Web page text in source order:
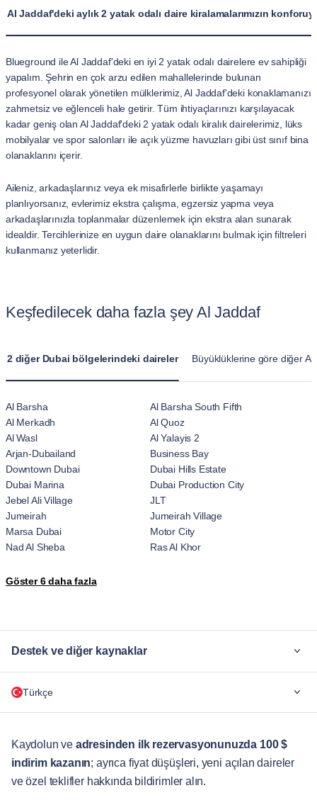
Al Jaddaf'deki aylık 2 yatak odalı daire kiralamalarımızın
Blueground ile Al Jaddaf'deki en iyi 2 yatak odalı dairelere ev sahipliği
yapalım. Şehrin en çok arzu edilen mahallelerinde bulunan
profesyonel olarak yönetilen mülklerimiz, Al Jaddaf'deki konaklamanızı
zahmetsiz ve eğlenceli hale getirir. Tüm ihtiyaçlarınızı karşılayacak
kadar geniş olan Al Jaddaf'deki 2 yatak odalı kiralık dairelerimiz, lüks
mobilyalar ve spor salonları ile açık yüzme havuzları gibi üst sınıf bina
olanaklarını içerir.
Aileniz, arkadaşlarınız veya ek misafirlerle birlikte yaşamayı
planlıyorsanız, evlerimiz ekstra çalışma, egzersiz yapma veya
arkadaşlarınızla toplanmalar düzenlemek için ekstra alan sunarak
idealdir. Tercihlerinize en uygun daire olanaklarını bulmak için filtreleri
kullanmanız yeterlidir.
Keşfedilecek daha fazla şey Al Jaddaf
2 diğer Dubai bölgelerindeki daireler Büyüklüklerine göre diğer Al
Al Barsha
Al Barsha South Fifth
Al Merkadh
Al Quoz
Al Wasl
Al Yalayis 2
Arjan-Dubailand
Business Bay
Downtown Dubai
Dubai Hills Estate
Dubai Marina
Dubai Production City
Jebel Ali Village
JLT
Jumeirah
Jumeirah Village
Marsa Dubai
Motor City
Nad Al Sheba
Ras Al Khor
Umm Suqeim
Göster 6 daha fazla
Destek ve diğer kaynaklar
Şirketler için
Müşteri Hizmetleri
Şehir Rehberleri
Türkçe
English
Português
Kaydolun ve adresinden ilk rezervasyonunuzda 100 $
indirim kazanın; ayrıca fiyat düşüşleri, yeni açılan daireler
ve özel teklifler hakkında bildirimler alın.